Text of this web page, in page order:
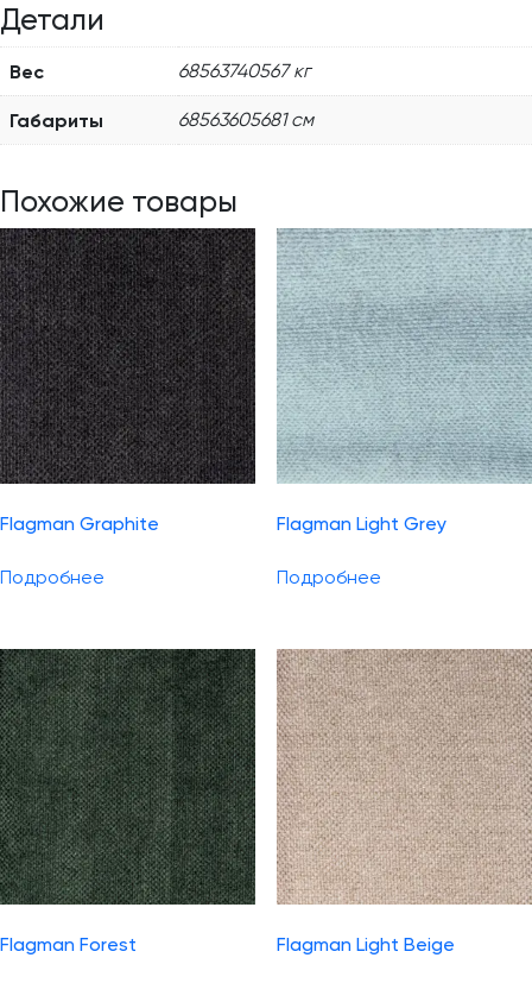
Детали
Вес 68563740567 кг
Габариты 68563605681 см
Похожие товары
Flagman Graphite
Подробнее
Flagman Light Grey
Подробнее
Flagman Forest Flagman Light Beige